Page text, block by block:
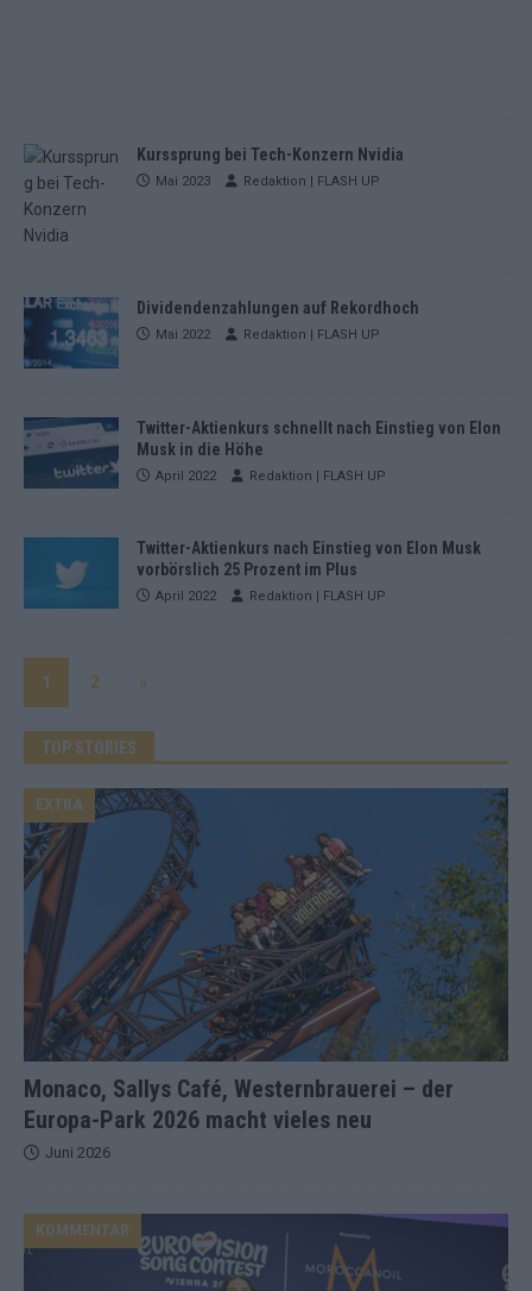
Kurssprung bei Tech-Konzern Nvidia
Mai 2023 Redaktion | FLASH UP
Dividendenzahlungen auf Rekordhoch
Mai 2022 Redaktion | FLASH UP
Twitter-Aktienkurs schnellt nach Einstieg von Elon
Musk in die Höhe
April 2022 Redaktion | FLASH UP
Twitter-Aktienkurs nach Einstieg von Elon Musk
vorbörslich 25 Prozent im Plus
April 2022 Redaktion | FLASH UP
1 2 »
TOP STORIES
Monaco, Sallys Café, Westernbrauerei – der
Europa-Park 2026 macht vieles neu
EXTRA
Juni 2026
KOMMENTAR